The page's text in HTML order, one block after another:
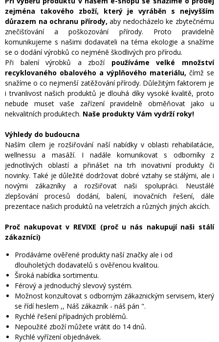
zejména takového zboží, který je vyráběn s nejvyšším
důrazem na ochranu přírody, aby nedocházelo ke zbytečnému
znečišťování a poškozování přírody. Proto pravidelně
komunikujeme s našimi dodavateli na téma ekologie a snažíme
se o dodání výrobků co nejméně škodlivých pro přírodu.
Při balení výrobků a zboží používáme velké množství
recyklovaného obalového a výplňového materiálu, čímž se
snažíme o co nejmenší zatěžování přírody. Důležitým faktorem je
i trvanlivost našich produktů je dlouhá díky vysoké kvalitě, proto
nebude muset vaše zařízení pravidelně obměňovat jako u
nekvalitních produktech. Naše produkty Vám vydrží roky!
Výhledy do budoucna
Naším cílem je rozšiřování naší nabídky v oblasti rehabilatácie,
wellnessu a masáží. I nadále komunikovat s odborníky z
jednotlivých oblastí a přinášet na trh inovativní produkty či
novinky. Také je důležité dodržovat dobré vztahy se stálými, ale i
novými zákazníky a rozšiřovat naši spolupráci. Neustálé
zlepšování procesů dodání, balení, inovačních řešení, dále
prezentace našich produktů na veletrzích a různých jiných akcích.
Proč nakupovat v REVIXE (proč u nás nakupují naši stálí
zákazníci)
Prodáváme ověřené produkty naší značky ale i od
dlouholetých dodavatelů s ověřenou kvalitou.
Široká nabídka sortimentu.
Férový a jednoduchý slevový systém.
Možnost konzultovat s odborným zákaznickým servisem, který
se řídí heslem ,, Náš zákazník - náš pán ".
Rychlé řešení případných problémů.
Nepoužité zboží můžete vrátit do 14 dnů.
Rychlé vyřízení objednávek.